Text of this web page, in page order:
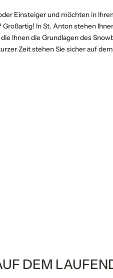
Einsteiger und möchten in
In St. Anton stehen
Ihnen die Grundlagen des
Zeit stehen Sie sicher auf
DEM